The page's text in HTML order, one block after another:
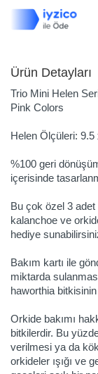
Ürün Detayları
Trio Mini Helen
Pink Colors
Helen Ölçüleri:
%100 geri
içerisinde
Bu çok özel 3
kalanchoe ve
hediye
Bakım kartı ile
miktarda
haworthia
Orkide bakımı
bitkilerdir. Bu
verilmesi ya da
orkideler ışığı ve